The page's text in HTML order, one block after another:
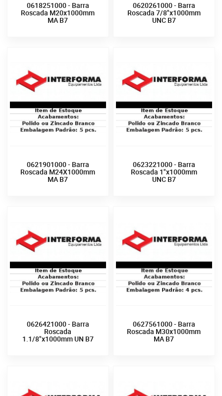
0618251000 - Barra
Roscada M20x1000mm
MA B7
0620261000 - Barra
Roscada 7/8"x1000mm
UNC B7
0621901000 - Barra
Roscada M24X1000mm
MA B7
0623221000 - Barra
Roscada 1"x1000mm
UNC B7
0626421000 - Barra
Roscada
1.1/8"x1000mm UN B7
0627561000 - Barra
Roscada M30x1000mm
MA B7